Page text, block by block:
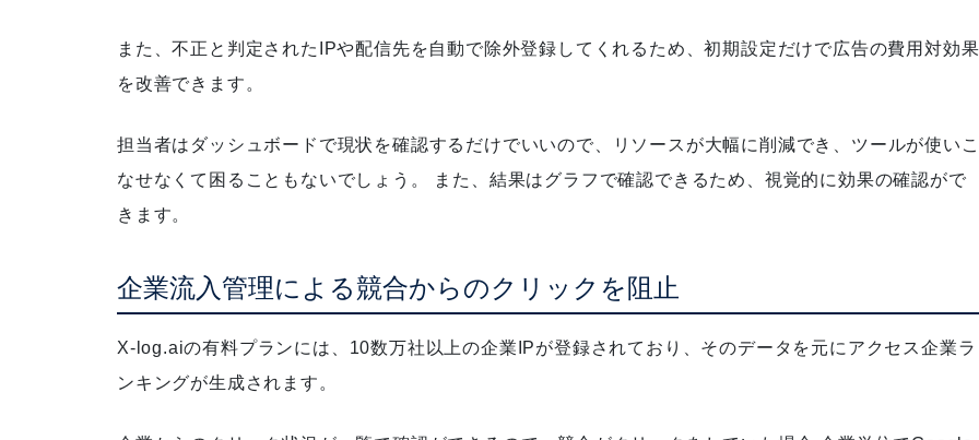
また、不正と判定されたIPや配信先を自動で除外登録してくれるため、初期設定だけで広告の費用対効果
を改善できます。
担当者はダッシュボードで現状を確認するだけでいいので、リソースが大幅に削減でき、ツールが使いこ
なせなくて困ることもないでしょう。 また、結果はグラフで確認できるため、視覚的に効果の確認がで
きます。
企業流入管理による競合からのクリックを阻止
X-log.aiの有料プランには、10数万社以上の企業IPが登録されており、そのデータを元にアクセス企業ラ
ンキングが生成されます。